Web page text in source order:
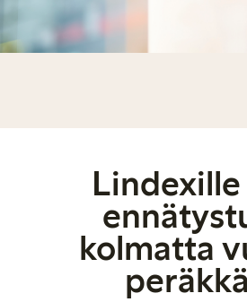
Lindexille
kolmatta